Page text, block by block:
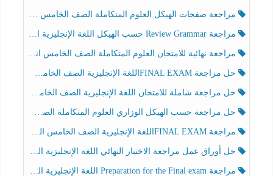
مراجعة صفحات الهيكل العلوم المتكاملة الصف الخامس انسبير الفصل الثالث
مراجعة Review Grammar حسب الهيكل اللغة الإنجليزية الصف الخامس الفصل الثالث
مراجعة نهائية للامتحان العلوم المتكاملة الصف الخامس انسبير الفصل الثالث
حل مراجعة FINAL EXAMاللغة الإنجليزية الصف الخامس الفصل الثالث
حل مراجعة شاملة للامتحان اللغة الإنجليزية الصف الخامس الفصل الثالث
حل مراجعة حسب الهيكل الوزاري العلوم المتكاملة الصف الخامس عام الفصل الثالث
مراجعة FINAL EXAMاللغة الإنجليزية الصف الخامس الفصل الثالث
حل أوراق عمل مراجعة الاختبار النهائي اللغة الإنجليزية الصف الرابع الفصل الثالث
مراجعة Preparation for the Final exam اللغة الإنجليزية الصف الرابع الفصل الثالث